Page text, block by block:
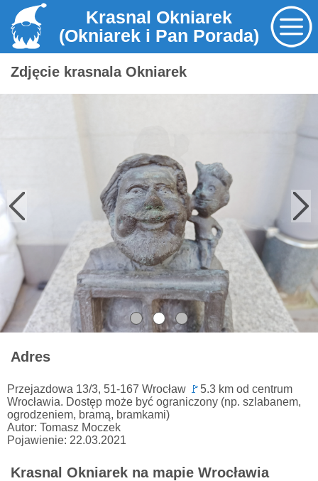
Krasnal Okniarek
(Okniarek i Pan Porada)
Zdjęcie krasnala Okniarek
Adres
Przejazdowa 13/3, 51-167 Wrocław 🚩 5.3 km od centrum
Wrocławia. Dostęp może być ograniczony (np. szlabanem,
ogrodzeniem, bramą, bramkami)
Autor: Tomasz Moczek
Pojawienie: 22.03.2021
Krasnal Okniarek na mapie Wrocławia